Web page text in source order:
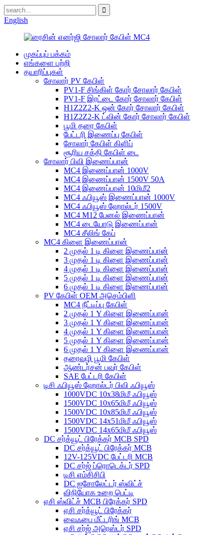
English
முகப்புப் பக்கம்
எங்களை பற்றி
தயாரிப்புகள்
சோலார் PV கேபிள்
PV1-F சிங்கிள் கோர் சோலார் கேபிள்
PV1-F இரட்டை கோர் சோலார் கேபிள்
H1Z2Z2-K ஒன் கோர் சோலார் கேபிள்
H1Z2Z2-K ட்வின் கோர் சோலார் கேபிள்
பூமி தரை கேபிள்
பேட்டரி இணைப்பு கேபிள்
சோலார் கேபிள் கிளிப்
சூரிய சக்தி கேபிள் டை
சோலார் பிவி இணைப்பான்
MC4 இணைப்பான் 1000V
MC4 இணைப்பான் 1500V 50A
MC4 இணைப்பான் 10மிமீ2
MC4 ஃபியூஸ் இணைப்பான் 1000V
MC4 ஃபியூஸ் ஹோல்டர் 1500V
MC4 M12 பேனல் இணைப்பான்
MC4 டையோடு இணைப்பான்
MC4 சீலிங் கேப்
MC4 கிளை இணைப்பான்
2 முதல் 1 டி கிளை இணைப்பான்
3 முதல் 1 டி கிளை இணைப்பான்
4 முதல் 1 டி கிளை இணைப்பான்
5 முதல் 1 டி கிளை இணைப்பான்
6 முதல் 1 டி கிளை இணைப்பான்
PV கேபிள் OEM அசெம்பிளி
MC4 நீட்டிப்பு கேபிள்
2 முதல் 1 Y கிளை இணைப்பான்
3 முதல் 1 Y கிளை இணைப்பான்
4 முதல் 1 Y கிளை இணைப்பான்
5 முதல் 1 Y கிளை இணைப்பான்
6 முதல் 1 Y கிளை இணைப்பான்
தரைவழி பூமி கேபிள்
ஆண்டர்சன் பவர் கேபிள்
SAE பேட்டரி கேபிள்
டிசி ஃபியூஸ் ஹோல்டர் பிவி ஃபியூஸ்
1000VDC 10x38மிமீ ஃபியூஸ்
1500VDC 10x65மிமீ ஃபியூஸ்
1500VDC 10x85மிமீ ஃபியூஸ்
1500VDC 14x51மிமீ ஃபியூஸ்
1500VDC 14x65மிமீ ஃபியூஸ்
DC சர்க்யூட் பிரேக்கர் MCB SPD
DC சர்க்யூட் பிரேக்கர் MCB
12V-125VDC பேட்டரி MCB
DC சர்ஜ் ப்ரொடெக்டர் SPD
டிசி எம்சிசிபி
DC ஐசோலேட்டர் ஸ்விட்ச்
விநியோக உறை பெட்டி
ஏசி ஸ்விட்ச் MCB பிரேக்கர் SPD
ஏசி சர்க்யூட் பிரேக்கர்
வைஃபை மீட்டரிங் MCB
ஏசி சர்ஜ் அரெஸ்டர் SPD